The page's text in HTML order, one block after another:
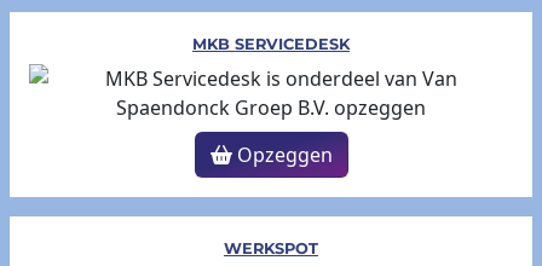
MKB SERVICEDESK
Opzeggen
WERKSPOT